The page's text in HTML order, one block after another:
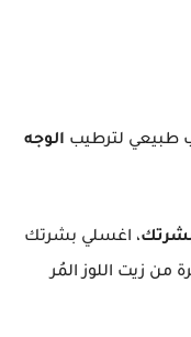
طبيعي لترطيب الوجه
، اغسلي بشرتك
من زيت اللوز المُر